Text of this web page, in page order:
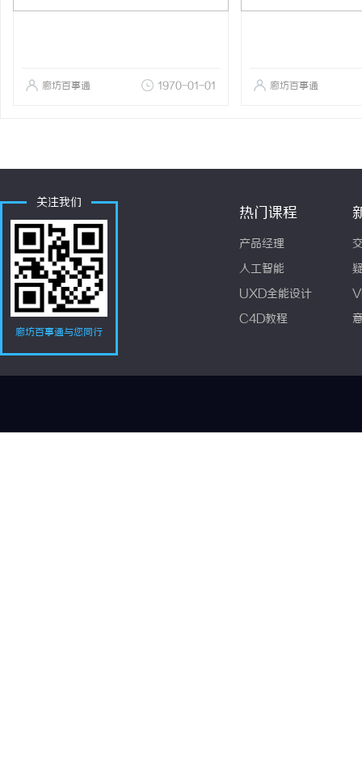
廊坊百事通 1970-01-01 廊坊百事通
关注我们
廊坊百事通与您同行
热门课程
产品经理
人工智能
UXD全能设计
C4D教程